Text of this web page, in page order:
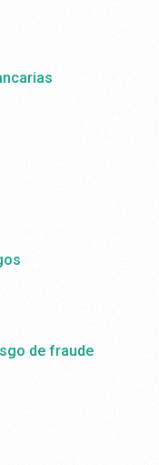
de fraude